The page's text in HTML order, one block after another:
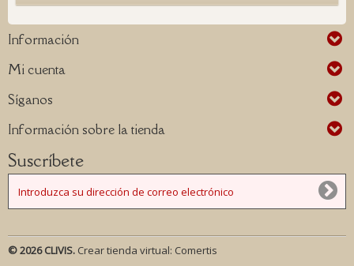
Información
Mi cuenta
Síganos
Información sobre la tienda
Suscríbete
© 2026 CLIVIS. Crear tienda virtual: Comertis